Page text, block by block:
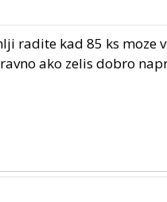
radite kad 85 ks
ako zelis dobro